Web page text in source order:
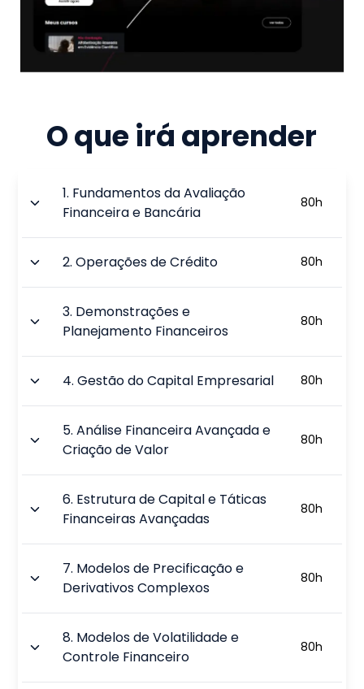
O que irá aprender
1. Fundamentos da Avaliação
Financeira e Bancária
80h
2.Operações de Crédito 80h
3. Demonstrações e
Planejamento Financeiros
80h
4.Gestão do Capital Empresarial 80h
5.Análise Financeira Avançada e
Criação de Valor
80h
6. Estrutura de Capital e Táticas
Financeiras Avançadas
80h
7. Modelos de Precificação e
Derivativos Complexos
80h
8. Modelos de Volatilidade e
Controle Financeiro
80h